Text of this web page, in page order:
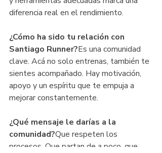
diferencia real en el rendimiento.
¿Cómo ha sido tu relación con
Santiago Runner?Es una comunidad
clave. Acá no solo entrenas, también te
sientes acompañado. Hay motivación,
apoyo y un espíritu que te empuja a
mejorar constantemente.
¿Qué mensaje le darías a la
comunidad?Que respeten los
procesos. Que partan de a poco, que